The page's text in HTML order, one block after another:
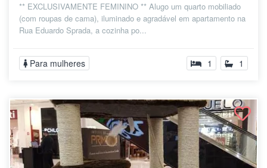
** EXCLUSIVAMENTE FEMININO ** Alugo um quarto mobiliado
(com roupas de cama), iluminado e agradável em apartamento na
Rua Eduardo Sprada, a cozinha po...
Para mulheres 1 1